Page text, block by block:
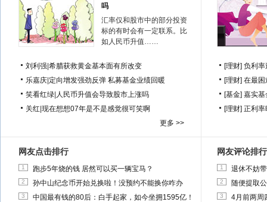
吗
汇率仅和股市中的部分投资
标的有时会有一定联系。比
如人民币升值……
刘利强 希腊获救黄金基本面有所改变
乐嘉庆 定向增发强劲反弹 私募基金业绩回暖
笑看红绿 人民币升值会导致股市上涨吗
关红 现在想想07年是不是感觉很可笑啊
更多 >>
[理财] 负利率
[理财] 在最困
[基金] 嘉实基
[理财] 正利率
网友点击排行
1 跑步5年烧的钱 居然可以买一辆宝马？
2 孙中山纪念币开始兑换啦！没预约不能换你咋办
3 中国最有钱的80后：白手起家，如今坐拥1595亿！
网友评论排行
1 退休不妨
2 随便提取
3 4月前两周